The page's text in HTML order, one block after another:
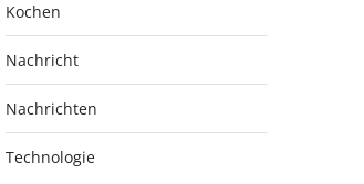
Kochen
Nachricht
Nachrichten
Technologie